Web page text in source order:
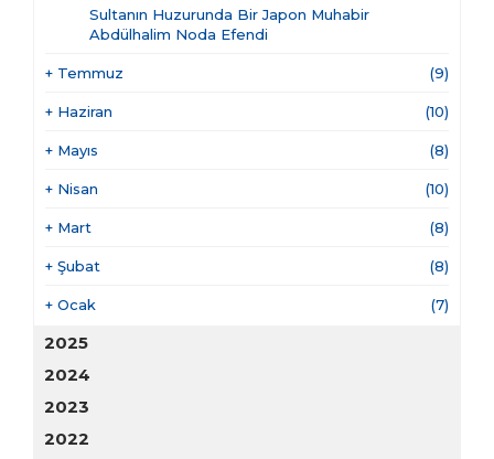
Sultanın Huzurunda Bir Japon Muhabir
Abdülhalim Noda Efendi
+ Temmuz (9)
+ Haziran (10)
+ Mayıs (8)
+ Nisan (10)
+ Mart (8)
+ Şubat (8)
+ Ocak (7)
2025
2024
2023
2022